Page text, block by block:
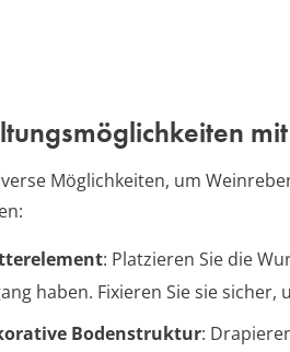
Möglichkeiten, um
: Platzieren Sie die
haben. Fixieren Sie sie
Bodenstruktur: